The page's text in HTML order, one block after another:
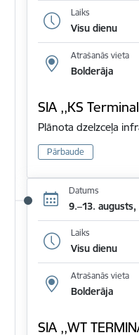
Laiks
Visu dienu
Atrašanās vieta
Bolderāja
SIA ,,KS
Plānota dzelzceļa
Pārbaude
Datums
9.–13. augusts,
Laiks
Visu dienu
Atrašanās vieta
Bolderāja
SIA ,,WT